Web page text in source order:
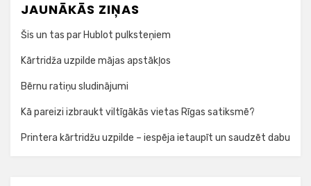
JAUNĀKĀS ZIŅAS
Šis un tas par Hublot pulksteņiem
Kārtridža uzpilde mājas apstākļos
Bērnu ratiņu sludinājumi
Kā pareizi izbraukt viltīgākās vietas Rīgas satiksmē?
Printera kārtridžu uzpilde – iespēja ietaupīt un saudzēt dabu